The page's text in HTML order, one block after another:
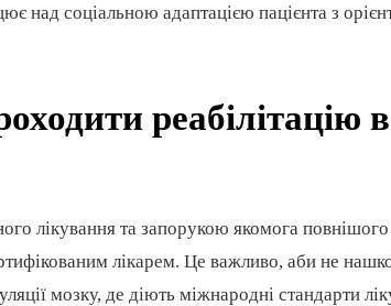
над соціальною адаптацією пацієнта з
реабілітацію
лікування та запорукою якомога повнішого
лікарем. Це важливо, аби не
мозку, де діють міжнародні стандарти